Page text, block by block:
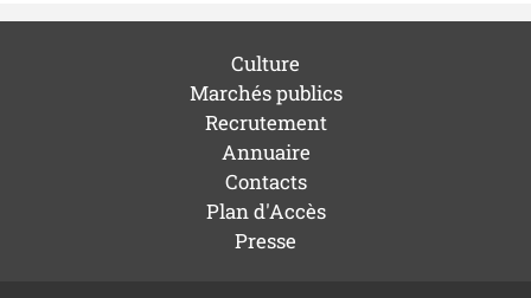
Culture
Marchés publics
Recrutement
Annuaire
Contacts
Plan d'Accès
Presse